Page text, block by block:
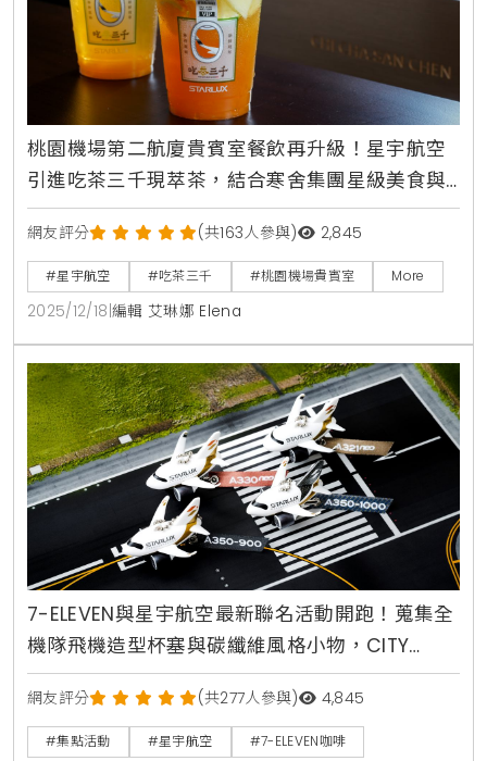
桃園機場第二航廈貴賓室餐飲再升級！星宇航空
引進吃茶三千現萃茶，結合寒舍集團星級美食與
人氣甜點，打造極致候機時光
網友評分 (共163人參與) 2,845
#星宇航空 #吃茶三千 #桃園機場貴賓室 More
2025/12/18 編輯 艾琳娜 Elena
7-ELEVEN與星宇航空最新聯名活動開跑！蒐集全
機隊飛機造型杯塞與碳纖維風格小物，CITY
PRIMA集點加價購登場，消費滿額抽鳳凰城來回
機票
網友評分 (共277人參與) 4,845
#集點活動 #星宇航空 #7-ELEVEN咖啡